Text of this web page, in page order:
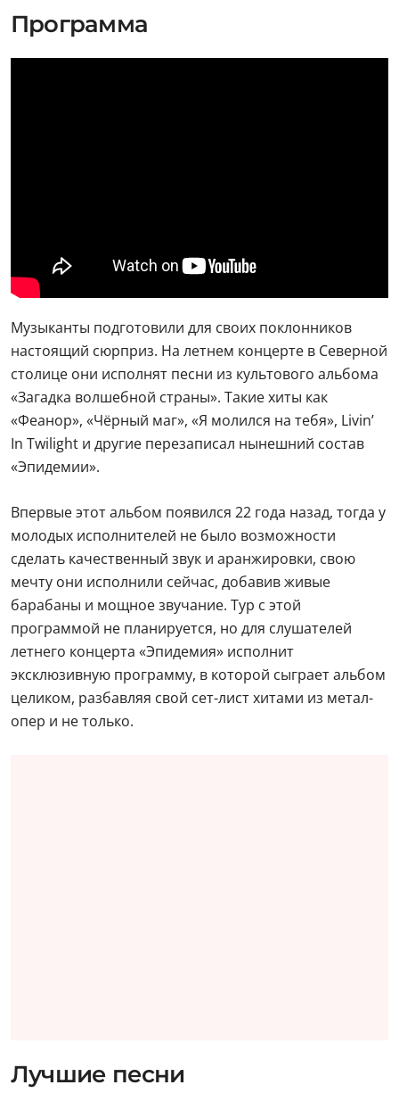
Программа
Музыканты подготовили для своих поклонников
настоящий сюрприз. На летнем концерте в Северной
столице они исполнят песни из культового альбома
«Загадка волшебной страны». Такие хиты как
«Феанор», «Чёрный маг», «Я молился на тебя», Livin’
In Twilight и другие перезаписал нынешний состав
«Эпидемии».
Впервые этот альбом появился 22 года назад, тогда у
молодых исполнителей не было возможности
сделать качественный звук и аранжировки, свою
мечту они исполнили сейчас, добавив живые
барабаны и мощное звучание. Тур с этой
программой не планируется, но для слушателей
летнего концерта «Эпидемия» исполнит
эксклюзивную программу, в которой сыграет альбом
целиком, разбавляя свой сет-лист хитами из метал-
опер и не только.
Лучшие песни